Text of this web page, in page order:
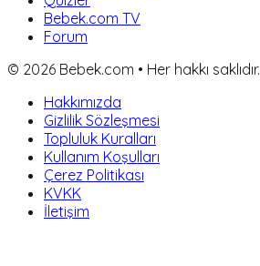
Bebek.com TV
Forum
© 2026 Bebek.com • Her hakkı saklıdır.
Hakkımızda
Gizlilik Sözleşmesi
Topluluk Kuralları
Kullanım Koşulları
Çerez Politikası
KVKK
İletişim